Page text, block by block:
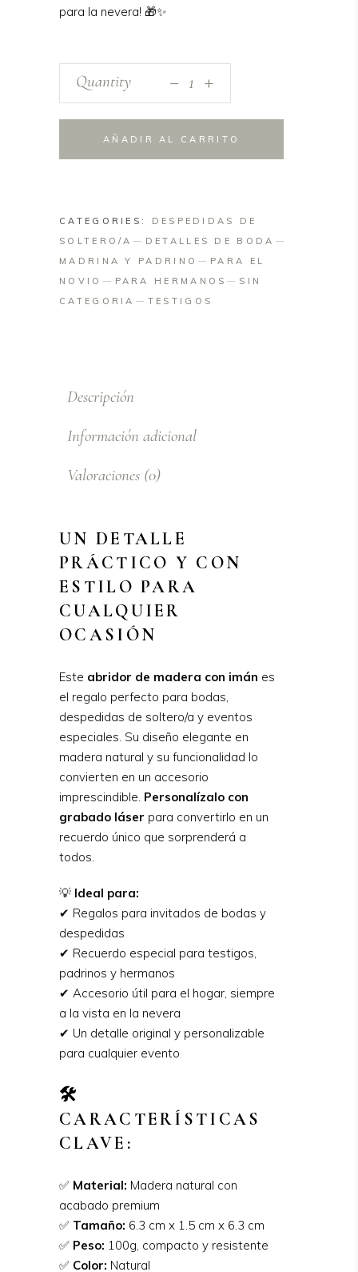
para la nevera! 🎁✨
Abridor
de
Personalizado
Grabado
Láser
quantity
Quantity +
AÑADIR AL CARRITO
CATEGORIES: DESPEDIDAS DE
SOLTERO/A
DETALLES DE BODA
MADRINA Y PADRINO
PARA EL
NOVIO
PARA HERMANOS
SIN
CATEGORIA
TESTIGOS
Descripción
Información adicional
Valoraciones (0)
UN DETALLE
PRÁCTICO Y CON
ESTILO PARA
CUALQUIER
OCASIÓN
Este abridor de madera con imán es
el regalo perfecto para bodas,
despedidas de soltero/a y eventos
especiales. Su diseño elegante en
madera natural y su funcionalidad lo
convierten en un accesorio
imprescindible. Personalízalo con
grabado láser para convertirlo en un
recuerdo único que sorprenderá a
todos.
💡 Ideal para:
✔ Regalos para invitados de bodas y
despedidas
✔ Recuerdo especial para testigos,
padrinos y hermanos
✔ Accesorio útil para el hogar, siempre
a la vista en la nevera
✔ Un detalle original y personalizable
para cualquier evento
🛠️
CARACTERÍSTICAS
CLAVE:
✅ Material: Madera natural con
acabado premium
✅ Tamaño: 6.3 cm x 1.5 cm x 6.3 cm
✅ Peso: 100g, compacto y resistente
✅ Color: Natural